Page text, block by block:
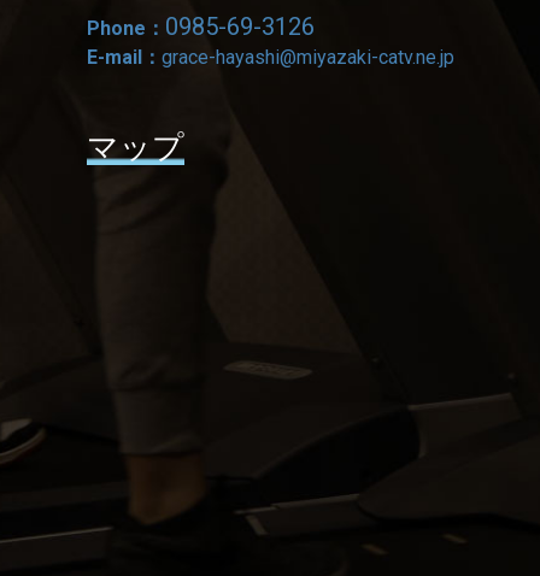
Phone： 0985-69-3126
E-mail： grace-hayashi@miyazaki-catv.ne.jp
マップ